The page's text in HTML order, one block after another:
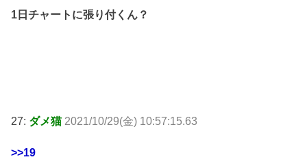
1日チャートに張り付くん？
27: ダメ猫 2021/10/29(金) 10:57:15.63
>>19